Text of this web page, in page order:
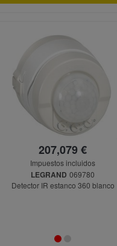
207,079 €
Impuestos incluidos
LEGRAND 069780
Detector IR estanco 360 blanco